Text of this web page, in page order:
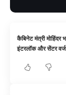
कैबिनेट मंत्री
इंटरलॉक और सेंटर